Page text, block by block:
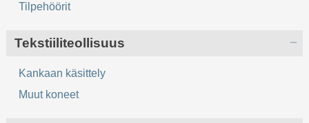
Tilpehöörit
Tekstiiliteollisuus
Kankaan käsittely
Muut koneet